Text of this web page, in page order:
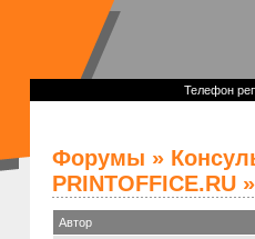
Телефон
Форумы »
PRINTOFFICE.RU
Автор